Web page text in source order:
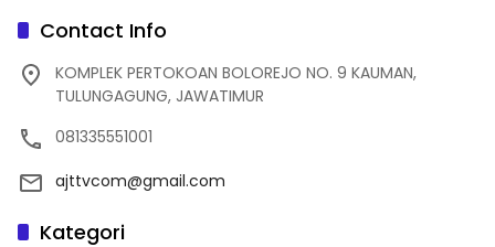
Contact Info
KOMPLEK PERTOKOAN BOLOREJO NO. 9 KAUMAN,
TULUNGAGUNG, JAWATIMUR
081335551001
ajttvcom@gmail.com
Kategori